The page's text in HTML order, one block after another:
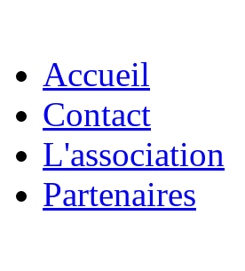
Accueil
Contact
L'association
Partenaires